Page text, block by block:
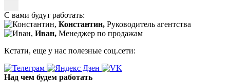
С вами будут работать:
Константин, Руководитель агентства
Иван, Менеджер по продажам
Кстати, еще у нас полезные соц.сети:
Над чем будем работать